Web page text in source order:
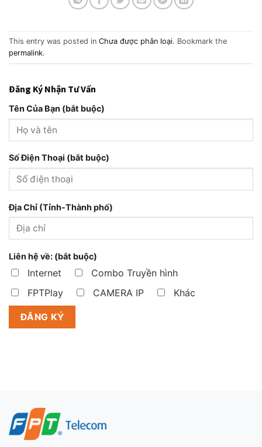
This entry was posted in Chưa được phân loại. Bookmark the
permalink.
Đăng Ký Nhận Tư Vấn
Tên Của Bạn (bắt buộc)
Số Điện Thoại (bắt buộc)
Địa Chỉ (Tỉnh-Thành phố)
Liên hệ về: (bắt buộc)
Internet
Combo Truyền hình
FPTPlay
CAMERA IP Khác